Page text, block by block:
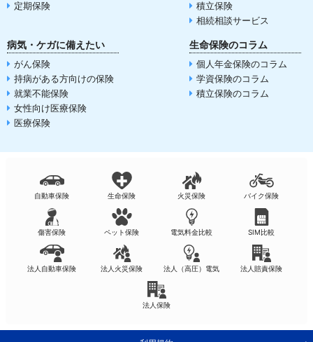
定期保険
積立保険
相続相談サービス
病気・ケガに備えたい
がん保険
持病がある方向けの保険
就業不能保険
女性向け医療保険
医療保険
生命保険のコラム
個人年金保険のコラム
学資保険のコラム
積立保険のコラム
自動車保険 生命保険 火災保険 バイク保険
傷害保険 ペット保険 電気料金比較 SIM比較
法人自動車保険 法人火災保険 法人（高圧）電気 法人賠責保険
法人保険